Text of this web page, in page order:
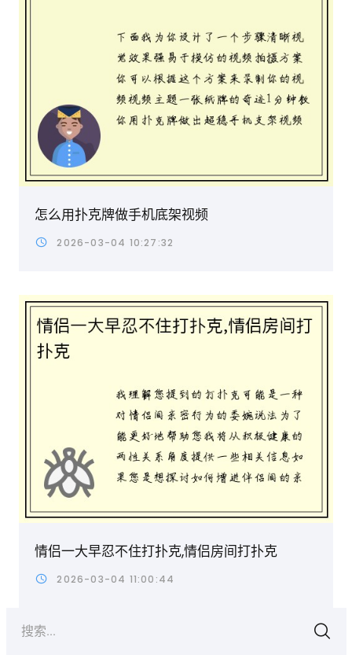
怎么用扑克牌做手机底架视频
2026-03-04 10:27:32
情侣一大早忍不住打扑克,情侣房间打扑克
2026-03-04 11:00:44
搜索...